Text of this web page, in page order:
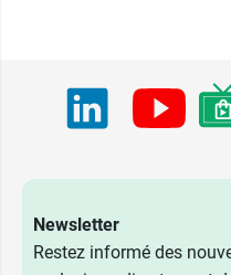
Newsletter
Restez informé des